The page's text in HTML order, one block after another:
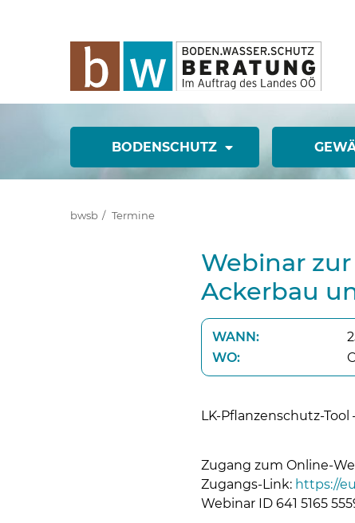
BODENSCHUTZ
bwsb Termine
Webinar
Ackerbau
WANN:
WO:
LK-Pflanzenschutz-
Zugang zum Online-
Zugangs-Link: https://
Webinar ID 641 5165